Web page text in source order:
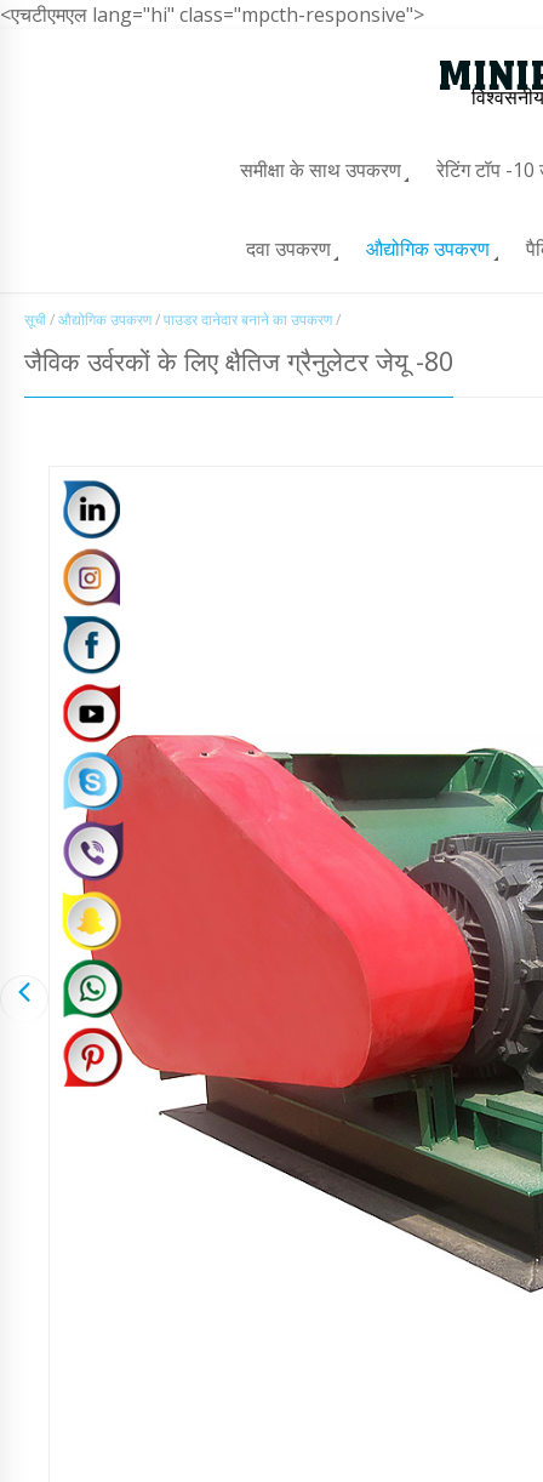
<एचटीएमएल lang="hi" class="mpcth-responsive">
समीक्षा के साथ उपकरण रेटिंग टॉप -
दवा उपकरण औद्योगिक उपकरण
सूची/औद्योगिक उपकरण/पाउडर दानेदार बनाने का उपकरण/
जैविक उर्वरकों के लिए क्षैतिज ग्रैनुलेटर जेयू -80